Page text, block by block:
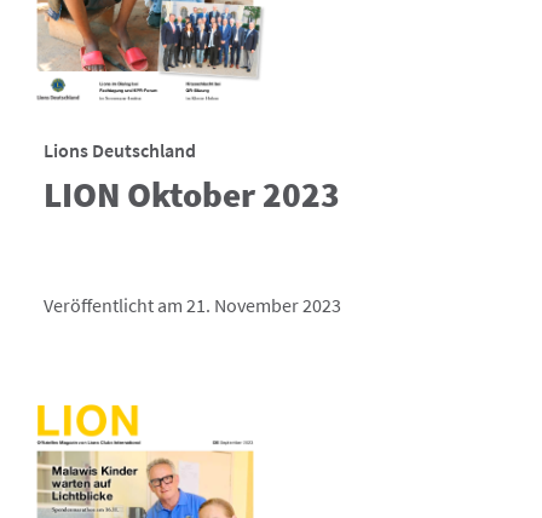
Lions Deutschland
LION Oktober 2023
Veröffentlicht am 21. November 2023